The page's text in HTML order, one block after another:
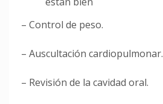
– Control de peso.
– Auscultación cardiopulmonar.
– Revisión de la cavidad oral.